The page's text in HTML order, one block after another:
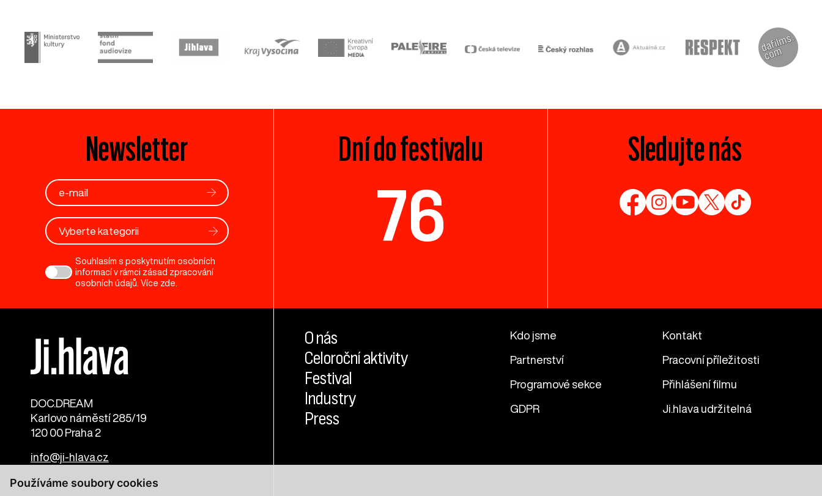
Používáme soubory cookies
Newsletter
Vyberte kategorii
Souhlasím s poskytnutím osobních
informací v rámci zásad zpracování
osobních údajů. Více zde.
Dní do festivalu
76
Sledujte nás
DOC.DREAM​
Karlovo náměstí 285/19
120 00 Praha 2
info@ji-hlava.cz
O nás
Celoroční aktivity
Festival
Industry
Press
Kdo jsme Kontakt
Partnerství Pracovní příležitosti
Programové sekce Přihlášení filmu
GDPR Ji.hlava udržitelná